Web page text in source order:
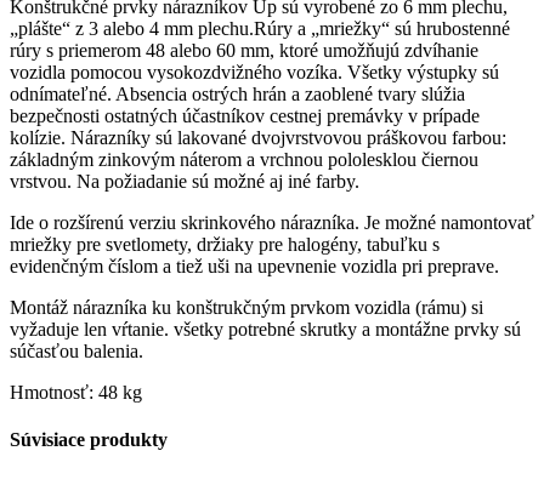
Classic
Konštrukčné prvky nárazníkov Up sú vyrobené zo 6 mm plechu,
„plášte“ z 3 alebo 4 mm plechu.Rúry a „mriežky“ sú hrubostenné
rúry s priemerom 48 alebo 60 mm, ktoré umožňujú zdvíhanie
vozidla pomocou vysokozdvižného vozíka. Všetky výstupky sú
odnímateľné. Absencia ostrých hrán a zaoblené tvary slúžia
bezpečnosti ostatných účastníkov cestnej premávky v prípade
kolízie. Nárazníky sú lakované dvojvrstvovou práškovou farbou:
základným zinkovým náterom a vrchnou pololesklou čiernou
vrstvou. Na požiadanie sú možné aj iné farby.
Ide o rozšírenú verziu skrinkového nárazníka. Je možné namontovať
mriežky pre svetlomety, držiaky pre halogény, tabuľku s
evidenčným číslom a tiež uši na upevnenie vozidla pri preprave.
Montáž nárazníka ku konštrukčným prvkom vozidla (rámu) si
vyžaduje len vŕtanie. všetky potrebné skrutky a montážne prvky sú
súčasťou balenia.
Hmotnosť: 48 kg
Súvisiace produkty